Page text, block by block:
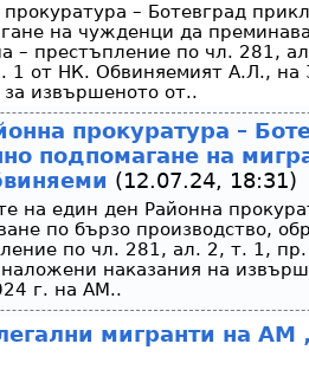
прокуратура – Ботевград
на чужденци да
– престъпление по чл. 281,
1 от НК. Обвиняемият А.Л., на
за извършеното от..
прокуратура –
подпомагане на
(12.07.24, 18:31)
на един ден Районна
по бързо производство,
по чл. 281, ал. 2, т. 1,
наказания на
г. на АМ..
мигранти на АМ